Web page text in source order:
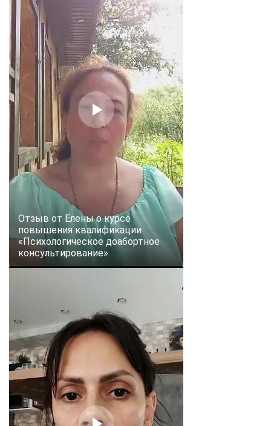
Отзыв от Елены о курсе
повышения квалификации
«Психологическое доабортное
консультирование»